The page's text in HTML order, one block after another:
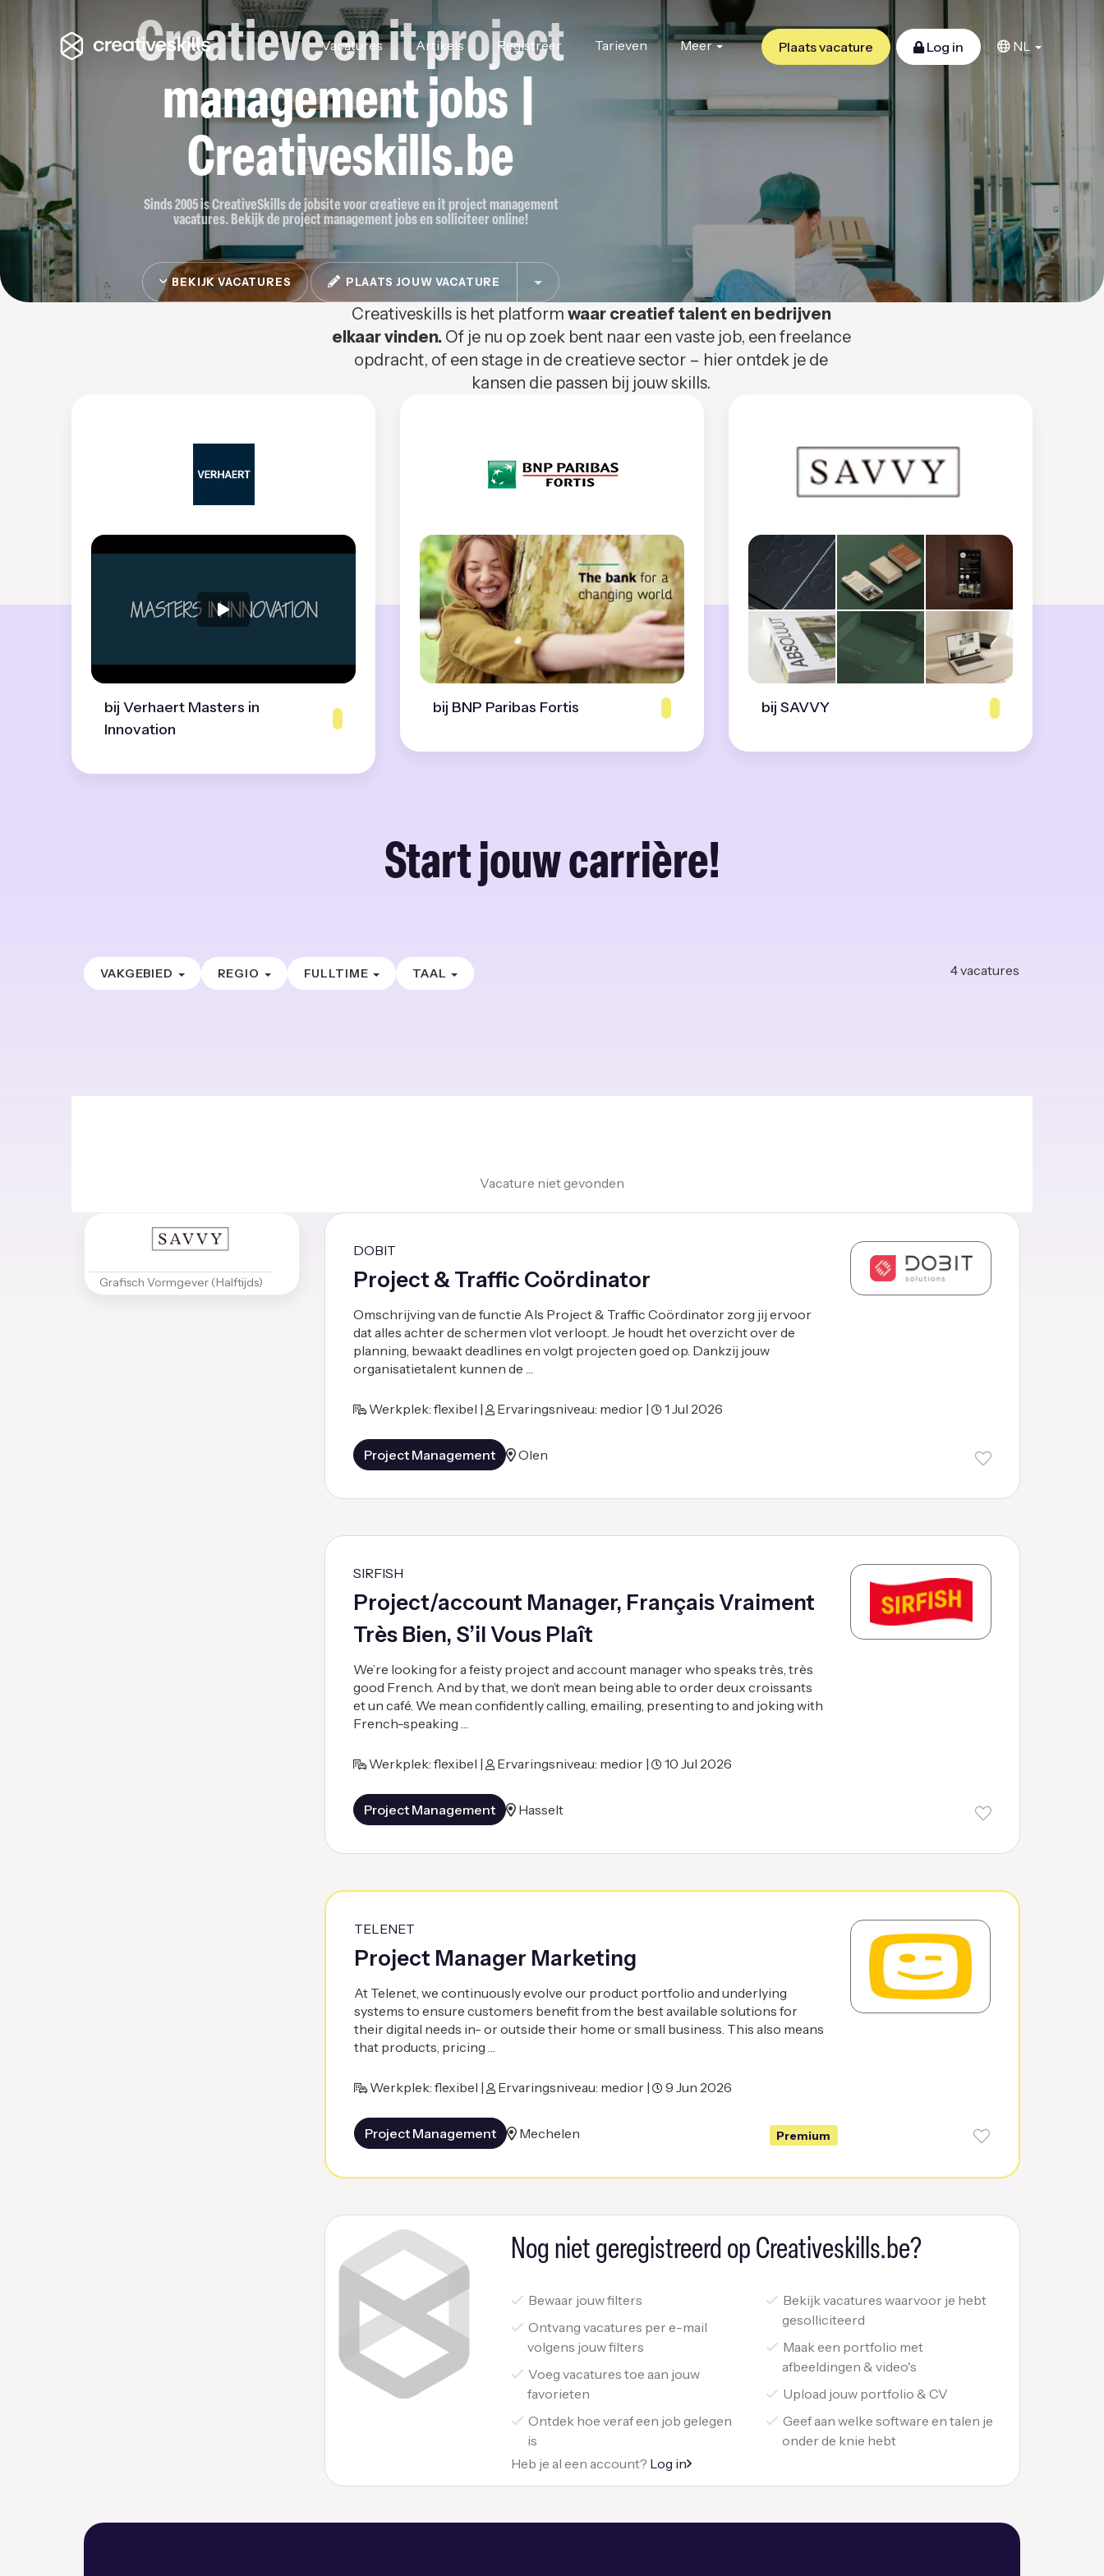
Vacatures Artikels Registreer Tarieven Meer Plaats vacature Log in NL
Creatieve en it project
management jobs |
Creativeskills.be
Sinds 2005 is CreativeSkills de jobsite voor creatieve en it project management
vacatures. Bekijk de project management jobs en solliciteer online!
BEKIJK VACATURES PLAATS JOUW VACATURE
Creativeskills is het platform waar creatief talent en bedrijven
elkaar vinden. Of je nu op zoek bent naar een vaste job, een freelance
opdracht, of een stage in de creatieve sector – hier ontdek je de
kansen die passen bij jouw skills.
bij Verhaert Masters in
Innovation
bij BNP Paribas Fortis bij SAVVY
Start jouw carrière!
VAKGEBIED REGIO FULLTIME TAAL 4vacatures
Vacature niet gevonden
Grafisch Vormgever (Halftijds)
DOBIT
Project & Traffic Coördinator
Omschrijving van de functie Als Project & Traffic Coördinator zorg jij ervoor
dat alles achter de schermen vlot verloopt. Je houdt het overzicht over de
planning, bewaakt deadlines en volgt projecten goed op. Dankzij jouw
organisatietalent kunnen de …
Werkplek: flexibel | Ervaringsniveau: medior | 1 Jul 2026
Project Management Olen
SIRFISH
Project/account Manager, Français Vraiment
Très Bien, S’il Vous Plaît
We’re looking for a feisty project and account manager who speaks très, très
good French. And by that, we don’t mean being able to order deux croissants
et un café. We mean confidently calling, emailing, presenting to and joking with
French-speaking …
Werkplek: flexibel | Ervaringsniveau: medior | 10 Jul 2026
Project Management Hasselt
TELENET
Project Manager Marketing
At Telenet, we continuously evolve our product portfolio and underlying
systems to ensure customers benefit from the best available solutions for
their digital needs in- or outside their home or small business. This also means
that products, pricing …
Werkplek: flexibel | Ervaringsniveau: medior | 9 Jun 2026
Project Management Mechelen Premium
Nog niet geregistreerd op Creativeskills.be?
Bewaar jouw filters
Ontvang vacatures per e-mail
volgens jouw filters
Voeg vacatures toe aan jouw
favorieten
Ontdek hoe veraf een job gelegen
is
Bekijk vacatures waarvoor je hebt
gesolliciteerd
Maak een portfolio met
afbeeldingen & video's
Upload jouw portfolio & CV
Geef aan welke software en talen je
onder de knie hebt
Heb je al een account? Log in